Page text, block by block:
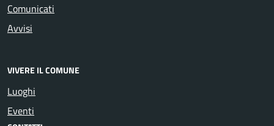
Comunicati
Avvisi
VIVERE IL COMUNE
Luoghi
Eventi